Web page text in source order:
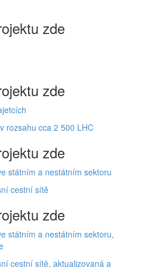
zde
zde
rozsahu cca 2 500 LHC
zde
státním a nestátním sektoru
cestní sítě
zde
státním a nestátním sektoru,
cestní sítě, aktualizovaná a